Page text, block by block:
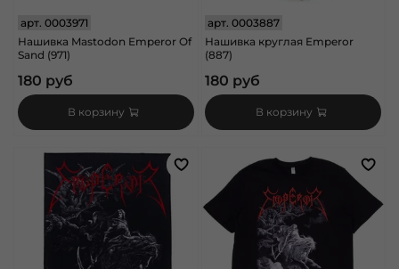
арт. 0003971
Нашивка Mastodon Emperor Of
Sand (971)
180 руб
В корзину
арт.0003887
Нашивка круглая Emperor
(887)
180 руб
В корзину